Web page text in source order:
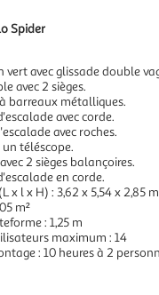
Spider
vert avec glissade double
avec 2 sièges.
barreaux métalliques.
avec corde.
avec roches.
téléscope.
2 sièges balançoires.
en corde.
x l x H) : 3,62 x 5,54 x 2,85 m
m²
: 1,25 m
maximum : 14
: 10 heures à 2